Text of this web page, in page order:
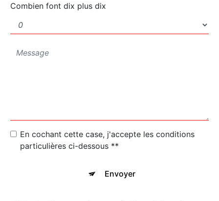
Combien font dix plus dix
En cochant cette case, j'accepte les conditions
particulières ci-dessous **
Envoyer